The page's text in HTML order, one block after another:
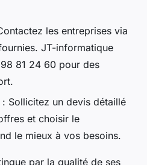
les entreprises via
JT-informatique
81 24 60 pour des
: Sollicitez un devis détaillé
et choisir le
le mieux à vos besoins.
par la qualité de ses